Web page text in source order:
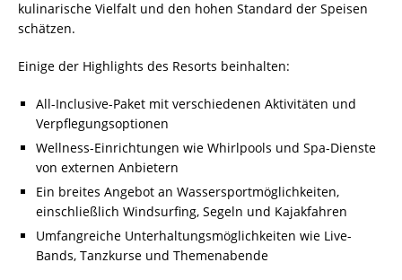
kulinarische Vielfalt und den hohen Standard der Speisen
schätzen.
Einige der Highlights des Resorts beinhalten:
All-Inclusive-Paket mit verschiedenen Aktivitäten und
Verpflegungsoptionen
Wellness-Einrichtungen wie Whirlpools und Spa-Dienste
von externen Anbietern
Ein breites Angebot an Wassersportmöglichkeiten,
einschließlich Windsurfing, Segeln und Kajakfahren
Umfangreiche Unterhaltungsmöglichkeiten wie Live-
Bands, Tanzkurse und Themenabende